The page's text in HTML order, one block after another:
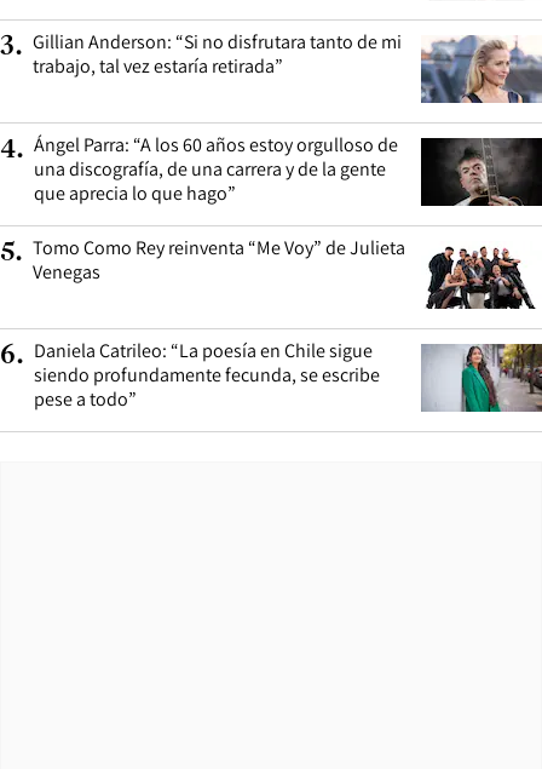
3. Gillian Anderson: “Si no disfrutara tanto de mi
trabajo, tal vez estaría retirada”
4. Ángel Parra: “A los 60 años estoy orgulloso de
una discografía, de una carrera y de la gente
que aprecia lo que hago”
5. Tomo Como Rey reinventa “Me Voy” de Julieta
Venegas
6. Daniela Catrileo: “La poesía en Chile sigue
siendo profundamente fecunda, se escribe
pese a todo”